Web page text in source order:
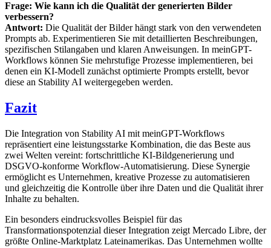
Frage: Wie kann ich die Qualität der generierten Bilder
verbessern?
Antwort: Die Qualität der Bilder hängt stark von den verwendeten
Prompts ab. Experimentieren Sie mit detaillierten Beschreibungen,
spezifischen Stilangaben und klaren Anweisungen. In meinGPT-
Workflows können Sie mehrstufige Prozesse implementieren, bei
denen ein KI-Modell zunächst optimierte Prompts erstellt, bevor
diese an Stability AI weitergegeben werden.
Fazit
Die Integration von Stability AI mit meinGPT-Workflows
repräsentiert eine leistungsstarke Kombination, die das Beste aus
zwei Welten vereint: fortschrittliche KI-Bildgenerierung und
DSGVO-konforme Workflow-Automatisierung. Diese Synergie
ermöglicht es Unternehmen, kreative Prozesse zu automatisieren
und gleichzeitig die Kontrolle über ihre Daten und die Qualität ihrer
Inhalte zu behalten.
Ein besonders eindrucksvolles Beispiel für das
Transformationspotenzial dieser Integration zeigt Mercado Libre, der
größte Online-Marktplatz Lateinamerikas. Das Unternehmen wollte